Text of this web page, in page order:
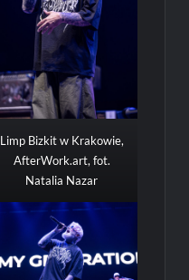
Limp Bizkit w Krakowie,
AfterWork.art, fot.
Natalia Nazar